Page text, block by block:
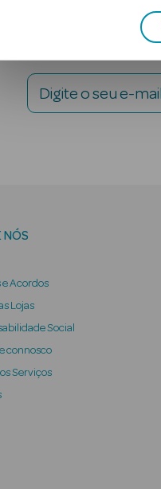
Digite o seu e-mail
NÓS
e Acordos
Lojas
Social
connosco
Serviços